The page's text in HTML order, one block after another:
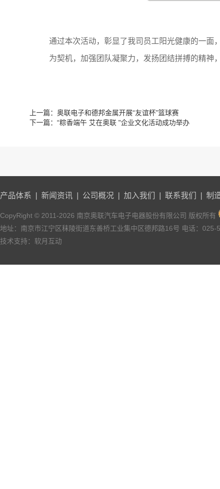
通过本次活动，彰显了我司员工阳光健康的一面
为契机，加强团队凝聚力，发扬团结拼搏的精神
上一篇： 奥联电子和德邦金属开展“友谊杯”篮球赛
下一篇： “粽香端午 艾在奥联 "企业文化活动成功举办
产品体系 新闻资讯 公司概况 加入我们 联系我们 制
CopyRight © 2011-2026 南京奥联汽车电子电器股份有限公司 版权所有
地址：南京市江宁区秣陵街道东善桥工业集中区德邦路16号 电话：025-
技术支持： 软月互动